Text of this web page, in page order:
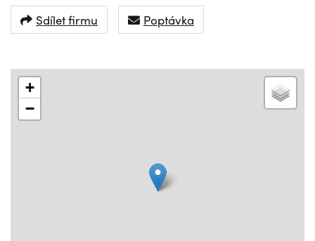
Sdílet firmu Poptávka
+
−